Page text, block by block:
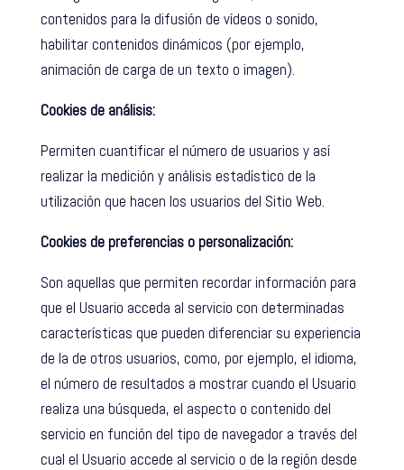
contenidos para la difusión de vídeos o sonido,
habilitar contenidos dinámicos (por ejemplo,
animación de carga de un texto o imagen).
Cookies de análisis:
Permiten cuantificar el número de usuarios y así
realizar la medición y análisis estadístico de la
utilización que hacen los usuarios del Sitio Web.
Cookies de preferencias o personalización:
Son aquellas que permiten recordar información para
que el Usuario acceda al servicio con determinadas
características que pueden diferenciar su experiencia
de la de otros usuarios, como, por ejemplo, el idioma,
el número de resultados a mostrar cuando el Usuario
realiza una búsqueda, el aspecto o contenido del
servicio en función del tipo de navegador a través del
cual el Usuario accede al servicio o de la región desde